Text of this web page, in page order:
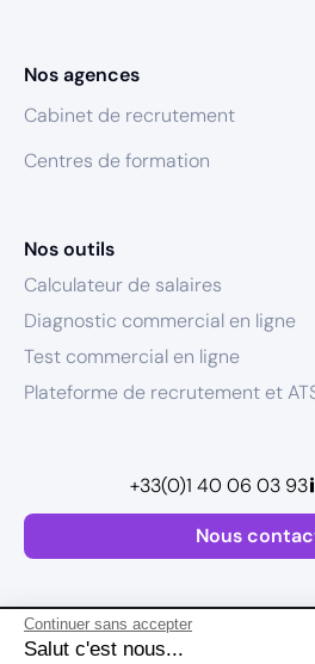
Continuer sans accepter
Salut c'est nous...
Nos agences
Cabinet de recrutement
Centres de formation
Nos outils
Calculateur de salaires
Diagnostic commercial en ligne
Test commercial en ligne
Plateforme de recrutement et
Nous
+33(0)1 40 06 03 93